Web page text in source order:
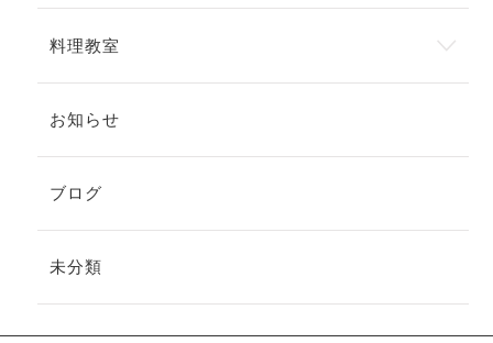
料理教室
お知らせ
ブログ
未分類